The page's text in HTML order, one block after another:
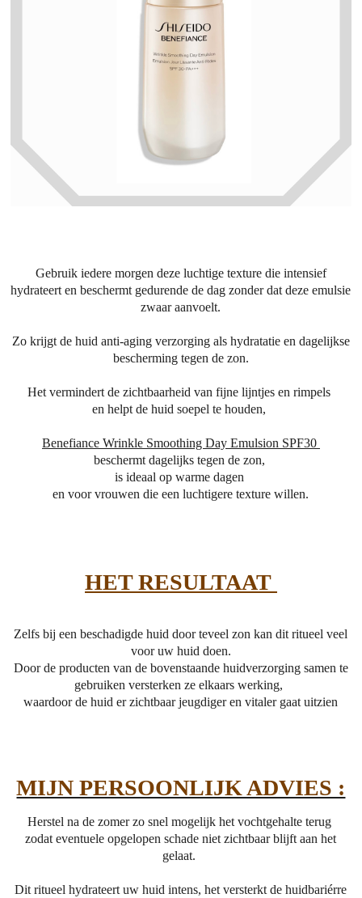
Gebruik iedere morgen deze luchtige texture die intensief
hydrateert en beschermt gedurende de dag zonder dat deze emulsie
zwaar aanvoelt.
Zo krijgt de huid anti-aging verzorging als hydratatie en dagelijkse
bescherming tegen de zon.
Het vermindert de zichtbaarheid van fijne lijntjes en rimpels
en helpt de huid soepel te houden,
Benefiance Wrinkle Smoothing Day Emulsion SPF30
beschermt dagelijks tegen de zon,
is ideaal op warme dagen
en voor vrouwen die een luchtigere texture willen.
HET RESULTAAT
Zelfs bij een beschadigde huid door teveel zon kan dit ritueel veel
voor uw huid doen.
Door de producten van de bovenstaande huidverzorging samen te
gebruiken versterken ze elkaars werking,
waardoor de huid er zichtbaar jeugdiger en vitaler gaat uitzien
MIJN PERSOONLIJK ADVIES :
Herstel na de zomer zo snel mogelijk het vochtgehalte terug
zodat eventuele opgelopen schade niet zichtbaar blijft aan het
gelaat.
Dit ritueel hydrateert uw huid intens, het versterkt de huidbariérre